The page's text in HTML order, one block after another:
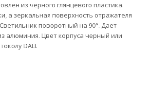
из черного глянцевого пластика.
а зеркальная поверхность отражателя
поворотный на 90°. Дает
алюминия. Цвет корпуса черный или
DALI.